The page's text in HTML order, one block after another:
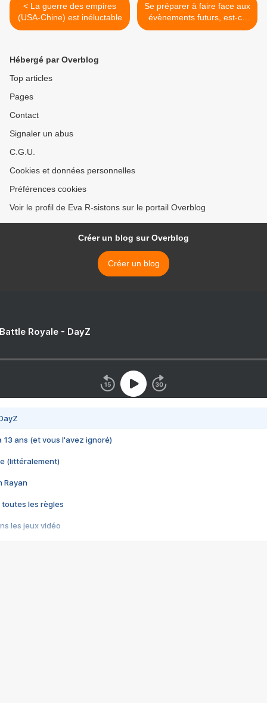
< La guerre des empires
(USA-Chine) est inéluctable
Se préparer à faire face aux
évènements futurs, est-ce
un manque de foi? >
Hébergé par Overblog
Top articles
Pages
Contact
Signaler un abus
C.G.U.
Cookies et données personnelles
Préférences cookies
Voir le profil de Eva R-sistons sur le portail Overblog
Créer un blog sur Overblog
Créer un blog
Royale - DayZ
13 ans (et vous l'avez ignoré)
(littéralement)
Rayan
toutes les règles
les jeux vidéo